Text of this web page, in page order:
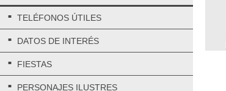
TELÉFONOS ÚTILES
DATOS DE INTERÉS
FIESTAS
PERSONAJES ILUSTRES